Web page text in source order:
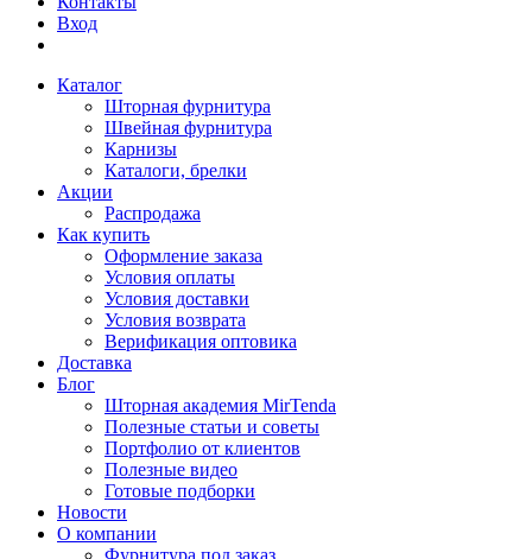
Вход
Каталог
Шторная фурнитура
Швейная фурнитура
Карнизы
Каталоги, брелки
Акции
Распродажа
Как купить
Оформление заказа
Условия оплаты
Условия доставки
Условия возврата
Верификация оптовика
Доставка
Блог
Шторная академия MirTenda
Полезные статьи и советы
Портфолио от клиентов
Полезные видео
Готовые подборки
Новости
О компании
Фурнитура под заказ